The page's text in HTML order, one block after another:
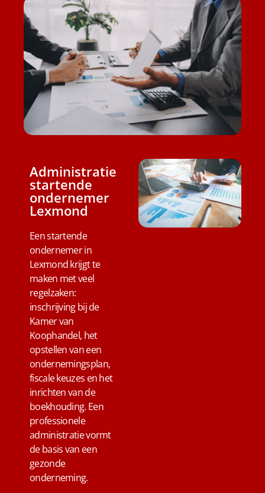
Administratie
startende
ondernemer
Lexmond
Een startende
ondernemer in
Lexmond krijgt te
maken met veel
regelzaken:
inschrijving bij de
Kamer van
Koophandel, het
opstellen van een
ondernemingsplan,
fiscale keuzes en het
inrichten van de
boekhouding. Een
professionele
administratie vormt
de basis van een
gezonde
onderneming.